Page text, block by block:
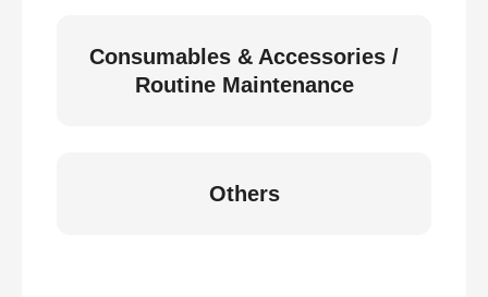
Consumables & Accessories /
Routine Maintenance
Others